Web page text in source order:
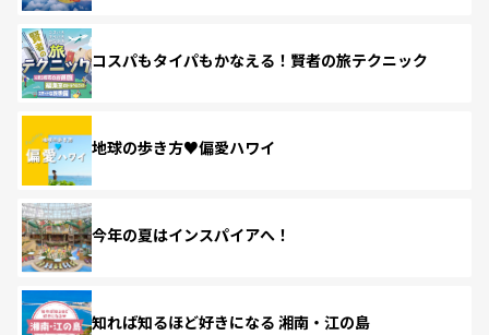
コスパもタイパもかなえる！賢者の旅テクニック
地球の歩き方♥偏愛ハワイ
今年の夏はインスパイアへ！
知れば知るほど好きになる 湘南・江の島